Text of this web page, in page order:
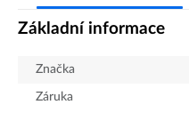
Základní informace
Značka
Záruka